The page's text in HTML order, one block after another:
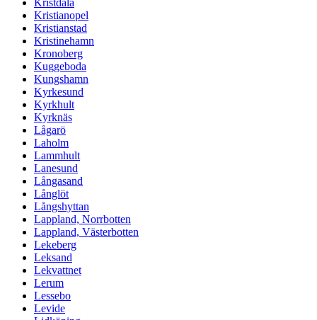
Kristdala
Kristianopel
Kristianstad
Kristinehamn
Kronoberg
Kuggeboda
Kungshamn
Kyrkesund
Kyrkhult
Kyrknäs
Lågarö
Laholm
Lammhult
Lanesund
Långasand
Långlöt
Långshyttan
Lappland, Norrbotten
Lappland, Västerbotten
Lekeberg
Leksand
Lekvattnet
Lerum
Lessebo
Levide